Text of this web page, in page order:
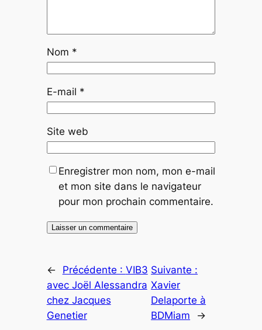
Nom *
E-mail *
Site web
Enregistrer mon nom, mon e-mail
et mon site dans le navigateur
pour mon prochain commentaire.
← Précédente : VIB3
avec Joël Alessandra
chez Jacques
Genetier
Suivante :
Xavier
Delaporte à
BDMiam
→